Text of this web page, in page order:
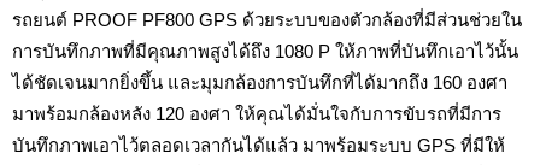
รถยนต์ PROOF PF800 GPS ด้วยระบบของตัวกล้องที่มีส่วนช่วยใน
การบันทึกภาพที่มีคุณภาพสูงได้ถึง 1080 P ให้ภาพที่บันทึกเอาไว้นั้น
ได้ชัดเจนมากยิ่งขึ้น และมุมกล้องการบันทึกที่ได้มากถึง 160 องศา
มาพร้อมกล้องหลัง 120 องศา ให้คุณได้มั่นใจกับการขับรถที่มีการ
บันทึกภาพเอาไว้ตลอดเวลากันได้แล้ว มาพร้อมระบบ GPS ที่มีให้